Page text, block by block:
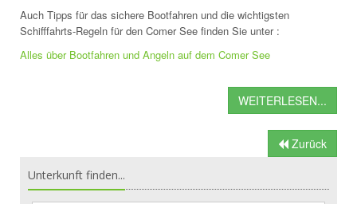
Auch Tipps für das sichere Bootfahren und die wichtigsten
Schifffahrts-Regeln für den Comer See finden Sie unter :
Alles über Bootfahren und Angeln auf dem Comer See
WEITERLESEN...
Zurück
Unterkunft finden...